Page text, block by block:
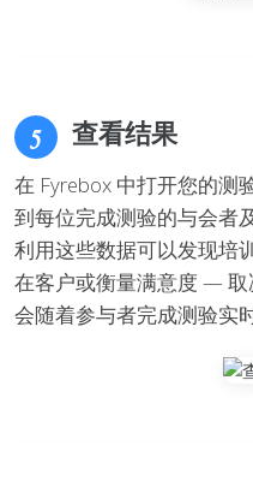
5 查看结果
在 Fyrebox 中打开您的测
到每位完成测验的与会者
利用这些数据可以发现培
在客户或衡量满意度 —
会随着参与者完成测验实